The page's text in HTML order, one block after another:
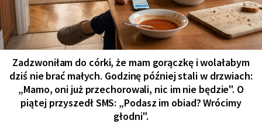
Zadzwoniłam do córki, że mam gorączkę i wolałabym
dziś nie brać małych. Godzinę później stali w drzwiach:
„Mamo, oni już przechorowali, nic im nie będzie". O
piątej przyszedł SMS: „Podasz im obiad? Wrócimy
głodni".